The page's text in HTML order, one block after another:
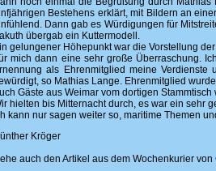
Bestehens erklärt, mit Bildern an
Dann gab es Würdigungen für
übergab ein Kuttermodell.
gelungener Höhepunkt war die Vorstellung
mich dann eine sehr große Überraschung.
als Ehrenmitglied meine
so Mathias Lange. Ehrenmitglied
Gäste aus Weimar vom dortigen
hielten bis Mitternacht durch, es war ein sehr
kann nur sagen weiter so, maritime Themen
Kröger
auch den Artikel aus dem Wochenkurier